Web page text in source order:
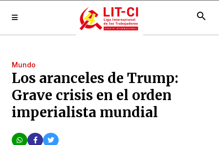
search
Mundo
Los aranceles de Trump:
Grave crisis en el orden
imperialista mundial